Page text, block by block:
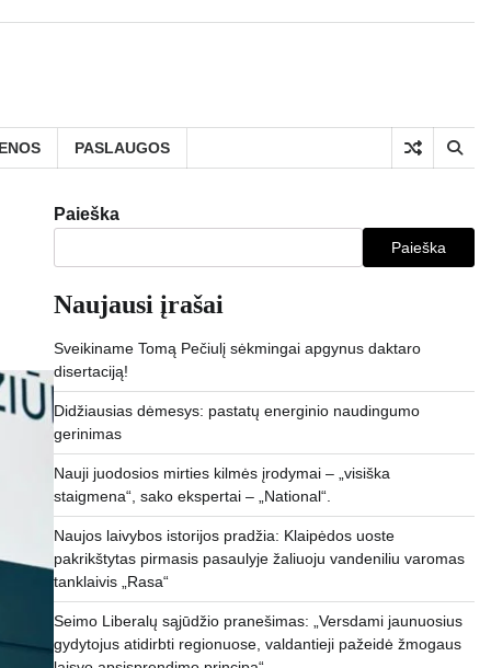
PASLAUGOS
Paieška
Paieška
Naujausi įrašai
Sveikiname Tomą Pečiulį sėkmingai apgynus daktaro
disertaciją!
Didžiausias dėmesys: pastatų energinio naudingumo
gerinimas
Nauji juodosios mirties kilmės įrodymai – „visiška
staigmena“, sako ekspertai – „National“.
Naujos laivybos istorijos pradžia: Klaipėdos uoste
pakrikštytas pirmasis pasaulyje žaliuoju vandeniliu varomas
tanklaivis „Rasa“
Seimo Liberalų sąjūdžio pranešimas: „Versdami jaunuosius
gydytojus atidirbti regionuose, valdantieji pažeidė žmogaus